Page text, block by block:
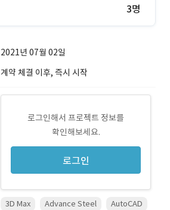
3명
2021년 07월 02일
계약 체결 이후, 즉시 시작
로그인해서 프로젝트 정보를
확인해보세요.
로그인
3D Max Advance Steel
AutoCAD